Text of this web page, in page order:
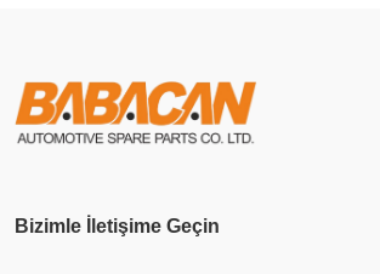
Bizimle İletişime Geçin